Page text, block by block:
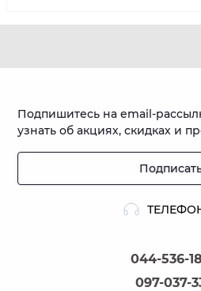
044-536-
097-037-
Подпишитесь на email-
узнать об акциях, скидках и